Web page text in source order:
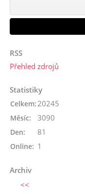
RSS
Přehled zdrojů
Statistiky
Online: 1
Celkem: 20245
Měsíc: 3090
Den: 81
Archiv
<<